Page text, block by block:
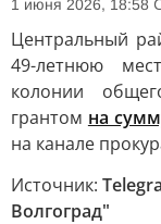
1 июня 2026, 18:58
Центральный
49-летнюю
колонии
грантом на
на канале
Источник:
Волгоград"